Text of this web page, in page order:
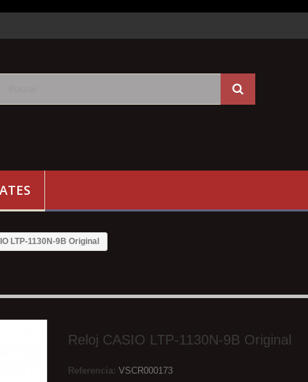
LTP-1130N-9B Original
Reloj CASIO LTP-1130N-9B Original
Referencia: VSCR000173